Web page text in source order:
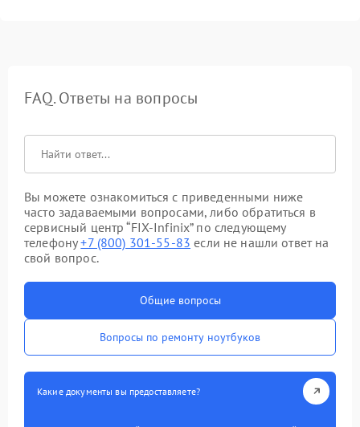
FAQ. Ответы на вопросы
Вы можете ознакомиться с приведенными ниже
часто задаваемыми вопросами, либо обратиться в
сервисный центр “FIX-Infinix” по следующему
телефону+7 (800) 301-55-83 если не нашли ответ на
свой вопрос.
Общие вопросы
Вопросы по ремонту ноутбуков
Какие документы вы предоставляете?